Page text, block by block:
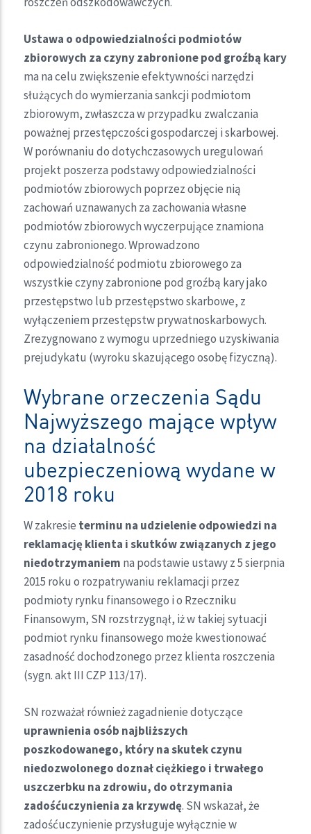
Ustawa o odpowiedzialności podmiotów
zbiorowych za czyny zabronione pod groźbą kary
ma na celu zwiększenie efektywności narzędzi
służących do wymierzania sankcji podmiotom
zbiorowym, zwłaszcza w przypadku zwalczania
poważnej przestępczości gospodarczej i skarbowej.
W porównaniu do dotychczasowych uregulowań
projekt poszerza podstawy odpowiedzialności
podmiotów zbiorowych poprzez objęcie nią
zachowań uznawanych za zachowania własne
podmiotów zbiorowych wyczerpujące znamiona
czynu zabronionego. Wprowadzono
odpowiedzialność podmiotu zbiorowego za
wszystkie czyny zabronione pod groźbą kary jako
przestępstwo lub przestępstwo skarbowe, z
wyłączeniem przestępstw prywatnoskarbowych.
Zrezygnowano z wymogu uprzedniego uzyskiwania
prejudykatu (wyroku skazującego osobę fizyczną).
Wybrane orzeczenia Sądu
Najwyższego mające wpływ
na działalność
ubezpieczeniową wydane w
2018 roku
W zakresie terminu na udzielenie odpowiedzi na
reklamację klienta i skutków związanych z jego
niedotrzymaniem na podstawie ustawy z 5 sierpnia
2015 roku o rozpatrywaniu reklamacji przez
podmioty rynku finansowego i o Rzeczniku
Finansowym, SN rozstrzygnął, iż w takiej sytuacji
podmiot rynku finansowego może kwestionować
zasadność dochodzonego przez klienta roszczenia
(sygn. akt III CZP 113/17).
SN rozważał również zagadnienie dotyczące
uprawnienia osób najbliższych
poszkodowanego, który na skutek czynu
niedozwolonego doznał ciężkiego i trwałego
uszczerbku na zdrowiu, do otrzymania
zadośćuczynienia za krzywdę. SN wskazał, że
zadośćuczynienie przysługuje wyłącznie w